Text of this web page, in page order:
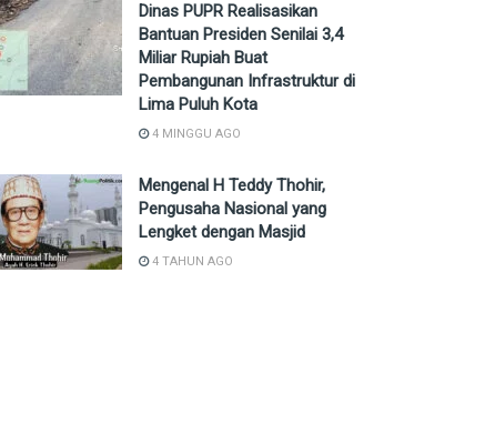
Dinas PUPR Realisasikan
Bantuan Presiden Senilai 3,4
Miliar Rupiah Buat
Pembangunan Infrastruktur di
Lima Puluh Kota
4 MINGGU AGO
Mengenal H Teddy Thohir,
Pengusaha Nasional yang
Lengket dengan Masjid
4 TAHUN AGO